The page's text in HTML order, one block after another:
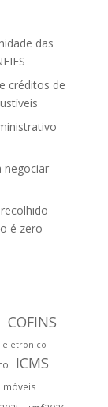
das
créditos de
negociar
é zero
COFINS
eletronico
ICMS
imóveis